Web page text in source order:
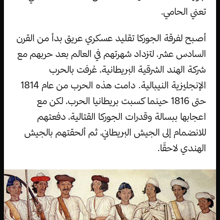
تعني الحامي.
أصبح لفرقة الجوركا تقليد عسكري عريق بدأ من القرن
السادس عشر، لتزداد شهرتهم في العالم بعد حربهم مع
شركة الهند الشرقية البريطانية، عُرفت بالحرب
الإنجليزية النيبالية. دامت هذه الحرب من عام 1814
حتى 1816 حينما كسبت بريطانيا الحرب، لكن مع
اعجابها ببسالة وقدرات الجوركا القتالية، دفعتهم
للانضمام إلى الجيش البريطاني، ثم ألحقتهم بالجيش
الهندي لاحقًا.